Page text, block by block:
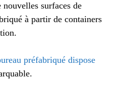
surfaces de
à partir de containers
préfabriqué dispose